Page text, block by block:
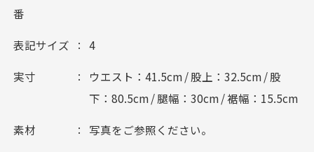
番
表記サイズ 4
実寸
ウエスト：41.5cm / 股上：32.5cm / 股
下：80.5cm / 腿幅：30cm / 裾幅：15.5cm
素材 写真をご参照ください。